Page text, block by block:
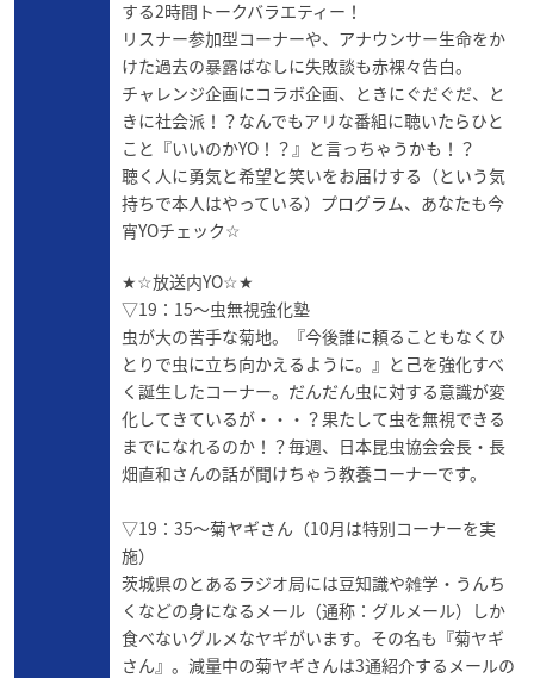
する2時間トークバラエティー！
リスナー参加型コーナーや、アナウンサー生命をか
けた過去の暴露ばなしに失敗談も赤裸々告白。
チャレンジ企画にコラボ企画、ときにぐだぐだ、と
きに社会派！？なんでもアリな番組に聴いたらひと
こと『いいのかYO！？』と言っちゃうかも！？
聴く人に勇気と希望と笑いをお届けする（という気
持ちで本人はやっている）プログラム、あなたも今
宵YOチェック☆
★☆放送内YO☆★
▽19：15～虫無視強化塾
虫が大の苦手な菊地。『今後誰に頼ることもなくひ
とりで虫に立ち向かえるように。』と己を強化すべ
く誕生したコーナー。だんだん虫に対する意識が変
化してきているが・・・？果たして虫を無視できる
までになれるのか！？毎週、日本昆虫協会会長・長
畑直和さんの話が聞けちゃう教養コーナーです。
▽19：35～菊ヤギさん（10月は特別コーナーを実
施）
茨城県のとあるラジオ局には豆知識や雑学・うんち
くなどの身になるメール（通称：グルメール）しか
食べないグルメなヤギがいます。その名も『菊ヤギ
さん』。減量中の菊ヤギさんは3通紹介するメールの